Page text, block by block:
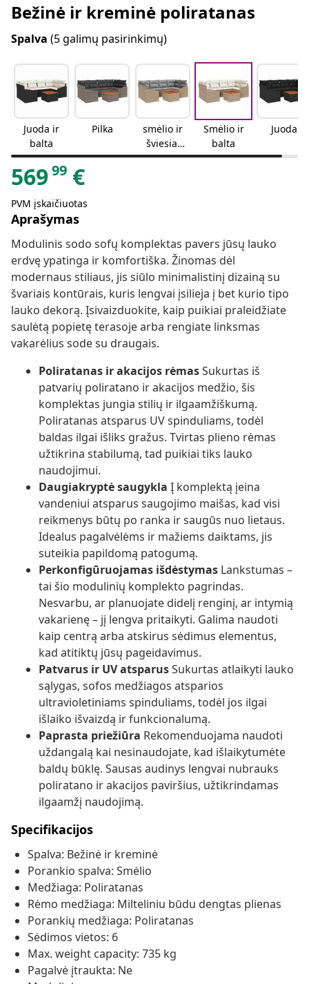
Bežinė ir kreminė poliratanas
Spalva (5 galimų pasirinkimų)
Juoda ir
balta
Pilka
smėlio ir
šviesiai
pilkos
Smėlio ir
balta
Juoda
56999 €
PVM įskaičiuotas
Aprašymas
Modulinis sodo sofų komplektas pavers jūsų lauko
erdvę ypatinga ir komfortiška. Žinomas dėl
modernaus stiliaus, jis siūlo minimalistinį dizainą su
švariais kontūrais, kuris lengvai įsilieja į bet kurio tipo
lauko dekorą. Įsivaizduokite, kaip puikiai praleidžiate
saulėtą popietę terasoje arba rengiate linksmas
vakarėlius sode su draugais.
Poliratanas ir akacijos rėmasSukurtas iš
patvarių poliratano ir akacijos medžio, šis
komplektas jungia stilių ir ilgaamžiškumą.
Poliratanas atsparus UV spinduliams, todėl
baldas ilgai išliks gražus. Tvirtas plieno rėmas
užtikrina stabilumą, tad puikiai tiks lauko
naudojimui.
Daugiakryptė saugykla Į komplektą įeina
vandeniui atsparus saugojimo maišas, kad visi
reikmenys būtų po ranka ir saugūs nuo lietaus.
Idealus pagalvėlėms ir mažiems daiktams, jis
suteikia papildomą patogumą.
Perkonfigūruojamas išdėstymas Lankstumas –
tai šio modulinių komplekto pagrindas.
Nesvarbu, ar planuojate didelį renginį, ar intymią
vakarienę – jį lengva pritaikyti. Galima naudoti
kaip centrą arba atskirus sėdimus elementus,
kad atitiktų jūsų pageidavimus.
Patvarus ir UV atsparusSukurtas atlaikyti lauko
sąlygas, sofos medžiagos atsparios
ultravioletiniams spinduliams, todėl jos ilgai
išlaiko išvaizdą ir funkcionalumą.
Paprasta priežiūra Rekomenduojama naudoti
uždangalą kai nesinaudojate, kad išlaikytumėte
baldų būklę. Sausas audinys lengvai nubrauks
poliratano ir akacijos paviršius, užtikrindamas
ilgaamžį naudojimą.
Specifikacijos
Spalva: Bežinė ir kreminė
Porankio spalva: Smėlio
Medžiaga: Poliratanas
Rėmo medžiaga: Milteliniu būdu dengtas plienas
Porankių medžiaga: Poliratanas
Sėdimos vietos: 6
Max. weight capacity: 735 kg
Pagalvė įtraukta: Ne